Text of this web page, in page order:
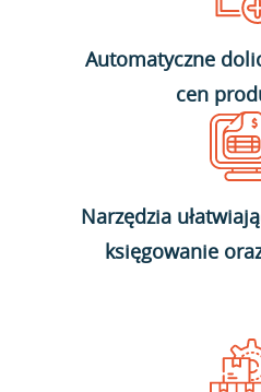
Automatyczne
cen
Narzędzia
księgowanie